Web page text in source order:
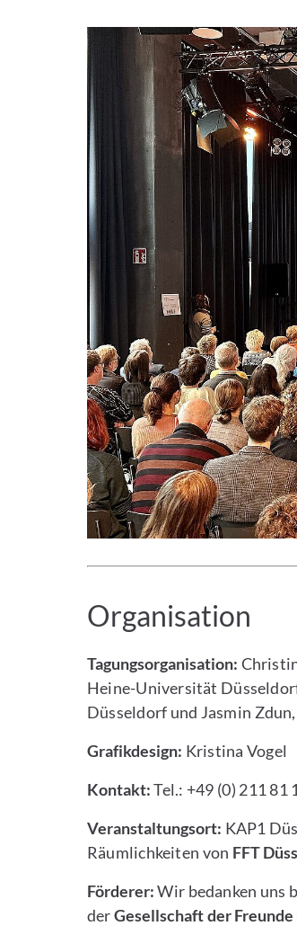
Organisation
Tagungsorganisation:
Heine-Universität
Düsseldorf und Jasmin
Grafikdesign: Kristina Vogel
Kontakt:Tel.: +49 (0) 211
Veranstaltungsort: KAP1
Räumlichkeiten von FFT
F örderer:Wir bedanken uns
derGesellschaft der